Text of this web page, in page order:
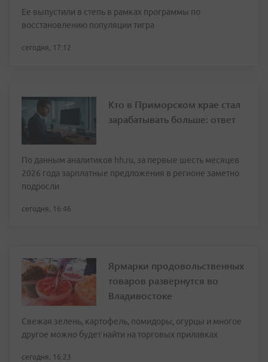
Ее выпустили в степь в рамках программы по
восстановлению популяции тигра
сегодня, 17:12
Кто в Приморском крае стал
зарабатывать больше: ответ
По данным аналитиков hh.ru, за первые шесть месяцев
2026 года зарплатные предложения в регионе заметно
подросли
сегодня, 16:46
Ярмарки продовольственных
товаров развернутся во
Владивостоке
Свежая зелень, картофель, помидоры, огурцы и многое
другое можно будет найти на торговых прилавках
сегодня, 16:23